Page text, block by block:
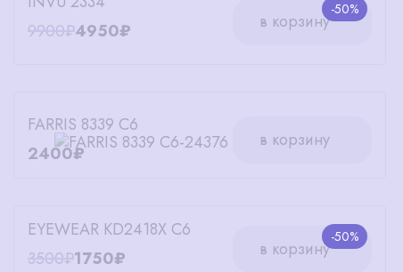
-50%
9900₽4950₽ в корзину
FARRIS 8339 C6
2400₽
в корзину
-50%
EYEWEAR KD2418X C6
3500₽1750₽ в корзину